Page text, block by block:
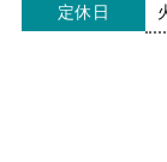
定休日